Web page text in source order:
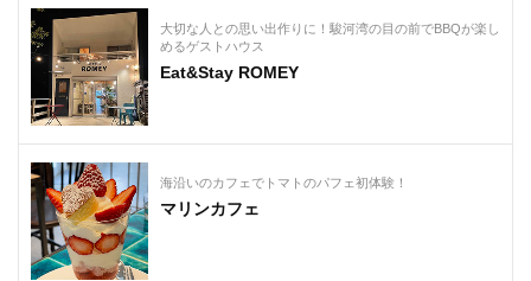
大切な人との思い出作りに！駿河湾の目の前でBBQが楽し
めるゲストハウス
Eat&Stay ROMEY
海沿いのカフェでトマトのパフェ初体験！
マリンカフェ